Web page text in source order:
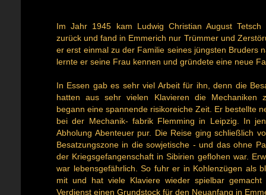
Im Jahr 1945 kam Ludwig Christian August
zurück und fand in Emmerich nur Trümmer und
er erst einmal zu der Familie seines jüngsten Bruders
lernte er seine Frau kennen und gründete eine neue
In Essen gab es sehr viel Arbeit für ihn, denn die
hatten aus sehr vielen Klavieren die Mechaniken
begann eine spannende risikoreiche Zeit. Er bestellte
bei der Mechanik- fabrik Flemming in Leipzig. In
Abholung Abenteuer pur. Die Reise ging schließlich
Besatzungszone in die sowjetische - und das ohne
der Kriegsgefangenschaft in Sibirien geflohen war.
war lebensgefährlich. So fuhr er in Kohlenzügen als
mit und hat viele Klaviere wieder spielbar
Verdienst einen Grundstock für den Neuanfang in